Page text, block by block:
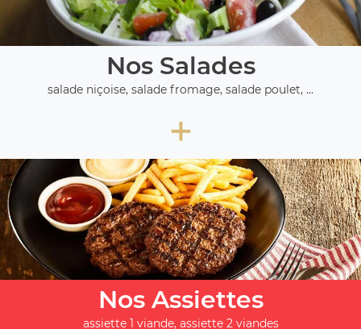
Nos Salades
salade niçoise, salade fromage, salade poulet, ...
+
Nos Assiettes
assiette 1 viande, assiette 2 viandes